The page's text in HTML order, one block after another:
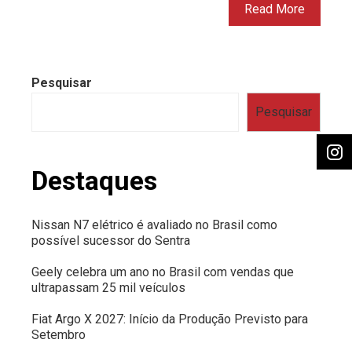
Read More
Pesquisar
Pesquisar
Destaques
Nissan N7 elétrico é avaliado no Brasil como
possível sucessor do Sentra
Geely celebra um ano no Brasil com vendas que
ultrapassam 25 mil veículos
Fiat Argo X 2027: Início da Produção Previsto para
Setembro